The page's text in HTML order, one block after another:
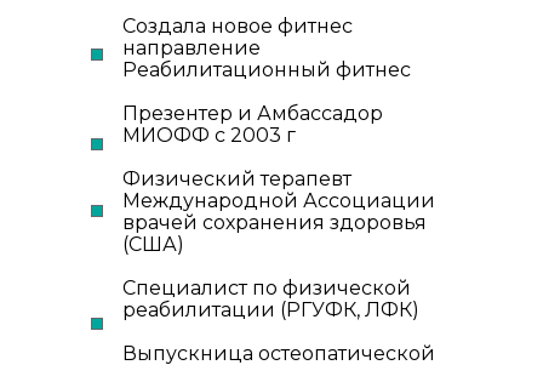
Создала новое фитнес
направление
Реабилитационный фитнес
Презентер и Амбассадор
МИОФФ с 2003 г
Физический терапевт
Международной Ассоциации
врачей сохранения здоровья
(США)
Специалист по физической
реабилитации (РГУФК, ЛФК)
Выпускница остеопатической